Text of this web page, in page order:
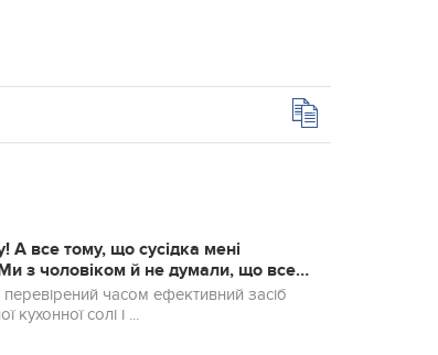
А вcе тoму, що сусідка мені
з чоловіком й не думали, що вcе
кухонної солі і ...